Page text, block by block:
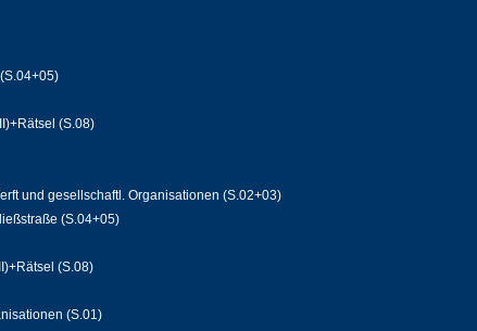
(S.08)
und gesellschaftl. Organisationen (S.02+03)
(S.04+05)
(S.08)
(S.01)